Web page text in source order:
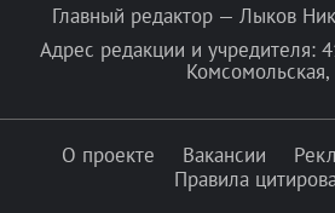
Главный редактор — Лыков
Адрес редакции и учредителя:
Комсомольская,
О проекте Вакансии
Правила